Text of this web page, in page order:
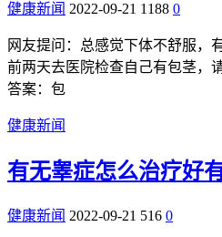
健康新闻 2022-09-21 1188 0
网友提问：总感觉下体不舒服，
前两天去医院检查自己有包茎，
答案：包
健康新闻
有无睾症怎么治疗好
健康新闻 2022-09-21 516 0